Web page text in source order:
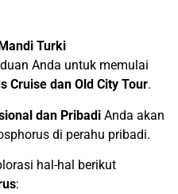
Turki
Anda untuk memulai
Cruise dan Old City Tour.
dan Pribadi Anda akan
di perahu pribadi.
hal-hal berikut
: